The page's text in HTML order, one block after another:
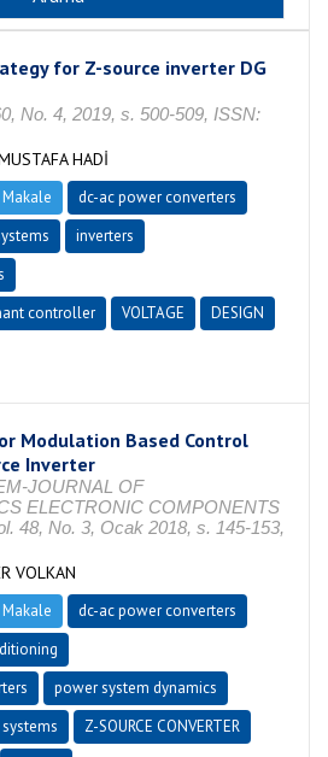
for Z-source inverter DG
No. 4, 2019, s. 500-509, ISSN:
HADİ
dc-ac power converters
inverters
controller
VOLTAGE
DESIGN
Modulation Based Control
Inverter
JOURNAL OF
ELECTRONIC COMPONENTS
48, No. 3, Ocak 2018, s. 145-153,
VOLKAN
dc-ac power converters
power system dynamics
Z-SOURCE CONVERTER